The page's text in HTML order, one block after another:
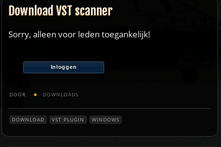
Download VST scanner
Sorry, alleen voor leden toegankelijk!
Inloggen
DOOR DOWNLOADS
DOWNLOAD VST PLUGIN WINDOWS